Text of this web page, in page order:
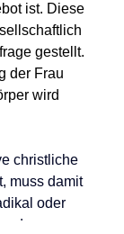
ist. Diese
gestellt.
der Frau
wird
christliche
muss damit
oder